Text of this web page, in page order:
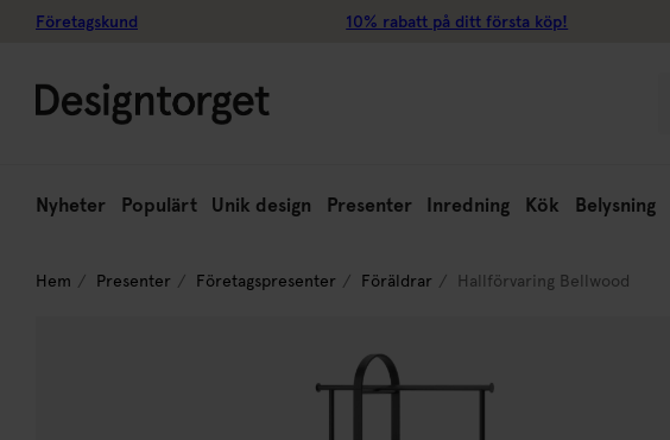
Företagskund 10% rabatt på ditt första köp!
Nyheter Populärt Unik design Presenter Inredning Kök Belysning
Hem Presenter Företagspresenter Föräldrar Hallförvaring Bellwood